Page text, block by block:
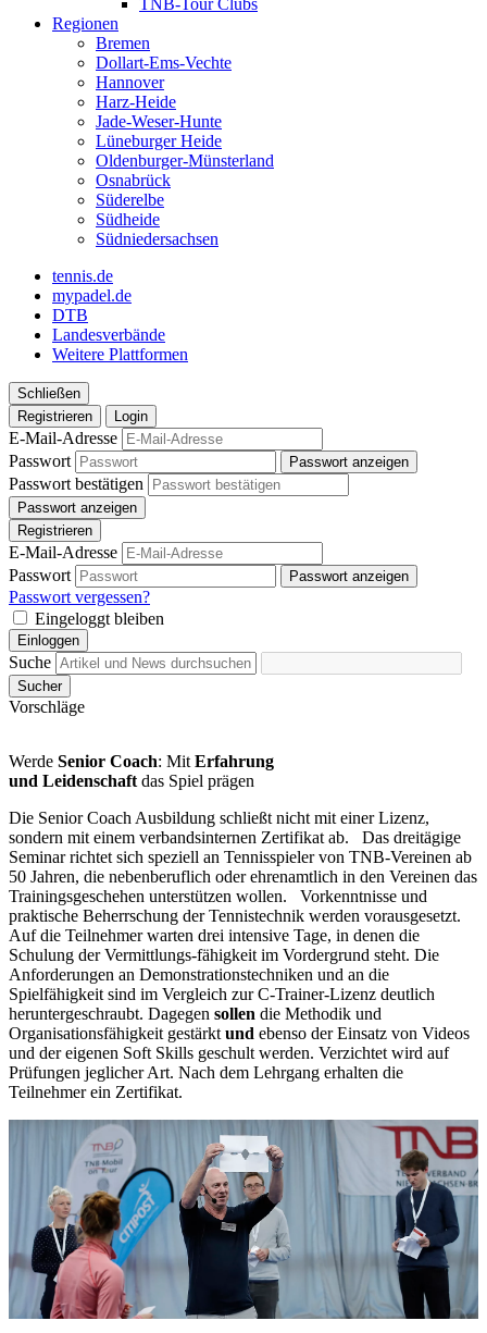
TNB-Tour Clubs
Regionen
Bremen
Dollart-Ems-Vechte
Hannover
Harz-Heide
Jade-Weser-Hunte
Lüneburger Heide
Oldenburger-Münsterland
Osnabrück
Süderelbe
Südheide
Südniedersachsen
tennis.de
mypadel.de
DTB
Landesverbände
Weitere Plattformen
Schließen
Registrieren
Login
E-Mail-Adresse
Passwort
Passwort anzeigen
Passwort bestätigen
Passwort anzeigen
Registrieren
E-Mail-Adresse
Passwort
Passwort anzeigen
Passwort vergessen?
Eingeloggt bleiben
Einloggen
Suche
Sucher
Vorschläge
Werde Senior Coach: Mit Erfahrung
und Leidenschaft das Spiel prägen
Die Senior Coach Ausbildung schließt nicht mit einer Lizenz,
sondern mit einem verbandsinternen Zertifikat ab. Das dreitägige
Seminar richtet sich speziell an Tennisspieler von TNB-Vereinen ab
50 Jahren, die nebenberuflich oder ehrenamtlich in den Vereinen das
Trainingsgeschehen unterstützen wollen. Vorkenntnisse und
praktische Beherrschung der Tennistechnik werden vorausgesetzt.
Auf die Teilnehmer warten drei intensive Tage, in denen die
Schulung der Vermittlungs-fähigkeit im Vordergrund steht. Die
Anforderungen an Demonstrationstechniken und an die
Spielfähigkeit sind im Vergleich zur C-Trainer-Lizenz deutlich
heruntergeschraubt. Dagegen sollen die Methodik und
Organisationsfähigkeit gestärkt und ebenso der Einsatz von Videos
und der eigenen Soft Skills geschult werden. Verzichtet wird auf
Prüfungen jeglicher Art. Nach dem Lehrgang erhalten die
Teilnehmer ein Zertifikat.